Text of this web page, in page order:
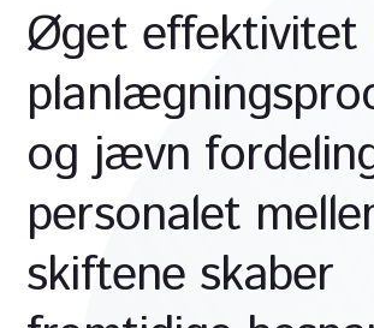
Øget effektivitet
og jævn
personalet
skiftene skaber